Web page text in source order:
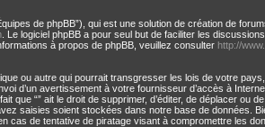
de phpBB”), qui est une solution de création de
. Le logiciel phpBB a pour seul but de faciliter les
à propos de phpBB, veuillez consulter http://
ou autre qui pourrait transgresser les lois de votre pays,
d’un avertissement à votre fournisseur d’accès à
“” ait le droit de supprimer, d’éditer, de déplacer ou
saisies soient stockées dans notre base de données.
cas de tentative de piratage visant à compromettre les